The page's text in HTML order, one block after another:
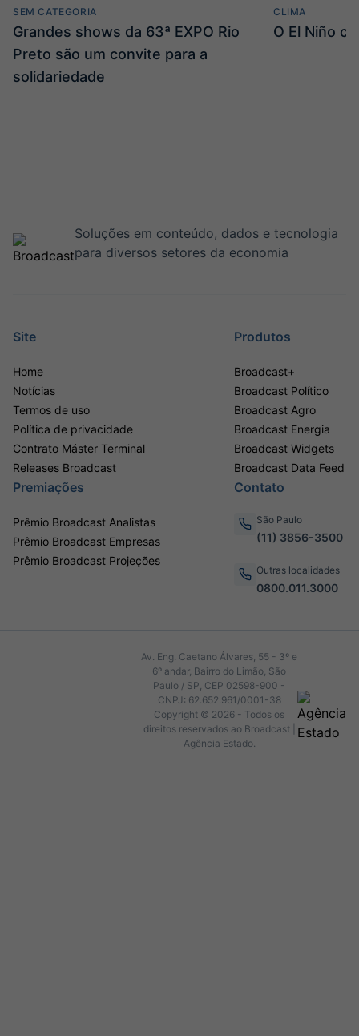
SEM CATEGORIA
Grandes shows da 63ª EXPO Rio
Preto são um convite para a
solidariedade
CLIMA
O El Niño
Soluções em conteúdo, dados e tecnologia
para diversos setores da economia
Site
Home
Notícias
Termos de uso
Política de privacidade
Contrato Máster Terminal
Releases Broadcast
Produtos
Broadcast+
Broadcast Político
Broadcast Agro
Broadcast Energia
Broadcast Widgets
Broadcast Data Feed
Premiações
Prêmio Broadcast Analistas
Prêmio Broadcast Empresas
Prêmio Broadcast Projeções
Contato
São Paulo
(11) 3856-3500
Outras localidades
0800.011.3000
Av. Eng. Caetano Álvares, 55 - 3º e
6º andar, Bairro do Limão, São
Paulo / SP, CEP 02598-900 -
CNPJ: 62.652.961/0001-38
Copyright © 2026 - Todos os
direitos reservados ao Broadcast |
Agência Estado.